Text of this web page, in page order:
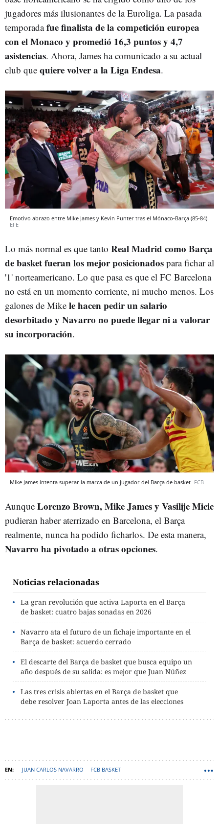
jugadores más ilusionantes de la Euroliga. La pasada
temporadafue finalista de la competición europea
con el Monaco y promedió 16,3 puntos y 4,7
asistencias. Ahora, James ha comunicado a su actual
club que quiere volver a la Liga Endesa.
Emotivo abrazo entre Mike James y Kevin Punter tras el Mónaco-Barça (85-84)
EFE
Lo más normal es que tanto Real Madrid como Barça
de basket fueran los mejor posicionados para fichar al
'1' norteamericano. Lo que pasa es que el FC Barcelona
no está en un momento corriente, ni mucho menos. Los
galones de Mike le hacen pedir un salario
desorbitado y Navarro no puede llegar ni a valorar
su incorporación.
Mike James intenta superar la marca de un jugador del Barça de basket FCB
Aunque Lorenzo Brown, Mike James y Vasilije Micic
pudieran haber aterrizado en Barcelona, el Barça
realmente, nunca ha podido ficharlos. De esta manera,
Navarro ha pivotado a otras opciones.
Noticias relacionadas
La gran revolución que activa Laporta en el Barça
de basket: cuatro bajas sonadas en 2026
Navarro ata el futuro de un fichaje importante en el
Barça de basket: acuerdo cerrado
El descarte del Barça de basket que busca equipo un
año después de su salida: es mejor que Juan Núñez
Las tres crisis abiertas en el Barça de basket que
debe resolver Joan Laporta antes de las elecciones
JUAN CARLOS NAVARRO FCB BASKET